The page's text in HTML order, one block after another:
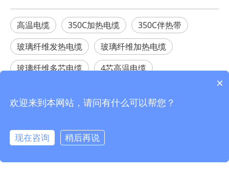
高温电缆 350C加热电缆
350C伴热带
玻璃纤维发热电缆
玻璃纤维加热电缆
玻璃纤维多芯电缆
4芯高温电缆
相关产品 15358868788
info@fmcable.com
凤鸣公众号
×
欢迎来到本网站，请问有什么可以帮您？
现在咨询 稍后再说